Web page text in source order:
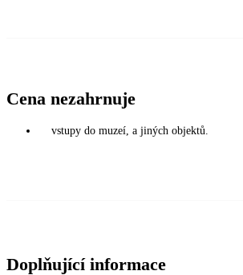
Cena nezahrnuje
vstupy do muzeí, a jiných objektů.
Doplňující informace